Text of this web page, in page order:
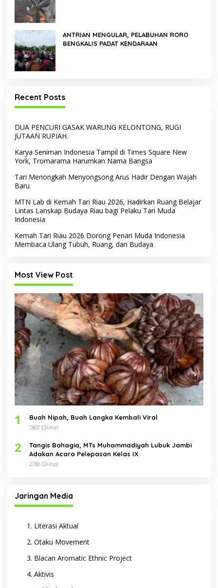
ANTRIAN MENGULAR, PELABUHAN RORO
BENGKALIS PADAT KENDARAAN
Recent Posts
DUA PENCURI GASAK WARUNG KELONTONG, RUGI
JUTAAN RUPIAH.
Karya Seniman Indonesia Tampil di Times Square New
York, Tromarama Harumkan Nama Bangsa
Tari Menongkah Menyongsong Arus Hadir Dengan Wajah
Baru
MTN Lab di Kemah Tari Riau 2026, Hadirkan Ruang Belajar
Lintas Lanskap Budaya Riau bagi Pelaku Tari Muda
Indonesia
Kemah Tari Riau 2026 Dorong Penari Muda Indonesia
Membaca Ulang Tubuh, Ruang, dan Budaya
Most View Post
1 Buah Nipah, Buah Langka Kembali Viral
2807 Dilihat
2
Tangis Bahagia, MTs Muhammadiyah Lubuk Jambi
Adakan Acara Pelepasan Kelas IX
2786 Dilihat
Jaringan Media
Literasi Aktual
Otaku Movement
Blacan Aromatic Ethnic Project
Aktivis